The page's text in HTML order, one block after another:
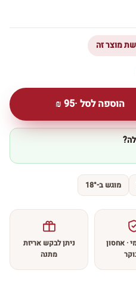
הוספה לסל ·95
₪
מוגש ב-18°
· אחסון
ניתן לבקש אריזת
מתנה